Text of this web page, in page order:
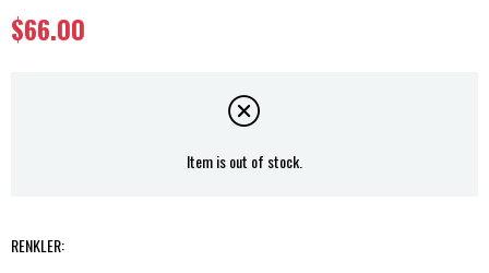
$66.00
Item is out of stock.
RENKLER: